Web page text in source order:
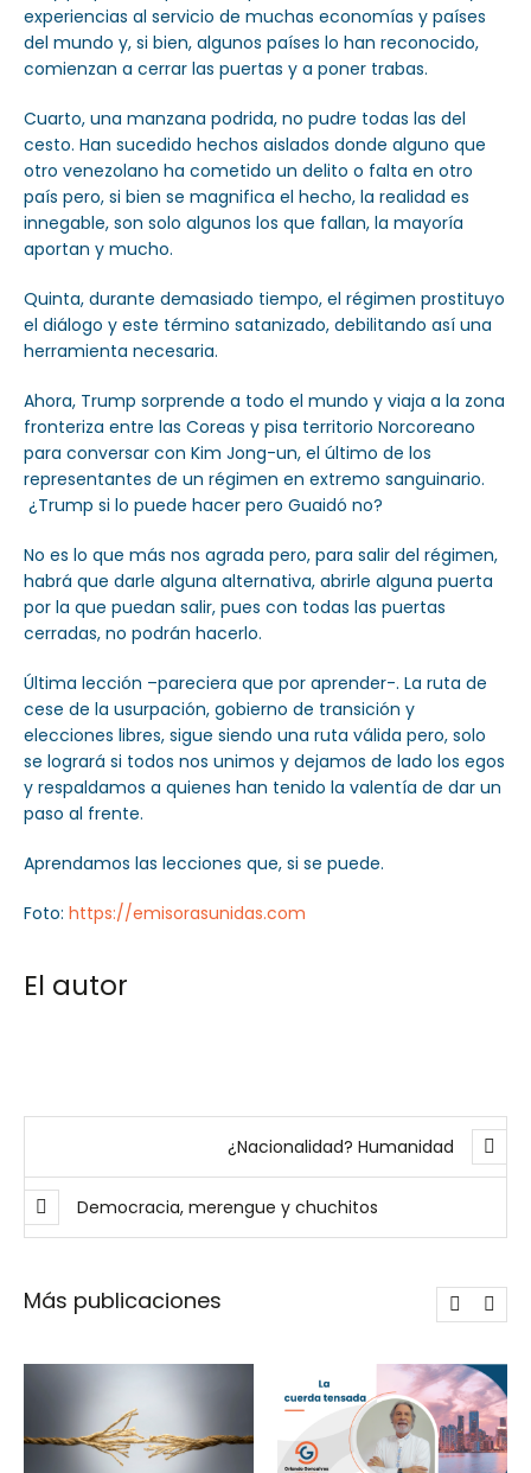
experiencias al servicio de muchas economías y países
del mundo y, si bien, algunos países lo han reconocido,
comienzan a cerrar las puertas y a poner trabas.
Cuarto, una manzana podrida, no pudre todas las del
cesto. Han sucedido hechos aislados donde alguno que
otro venezolano ha cometido un delito o falta en otro
país pero, si bien se magnifica el hecho, la realidad es
innegable, son solo algunos los que fallan, la mayoría
aportan y mucho.
Quinta, durante demasiado tiempo, el régimen prostituyo
el diálogo y este término satanizado, debilitando así una
herramienta necesaria.
Ahora, Trump sorprende a todo el mundo y viaja a la zona
fronteriza entre las Coreas y pisa territorio Norcoreano
para conversar con Kim Jong-un, el último de los
representantes de un régimen en extremo sanguinario.
¿Trump si lo puede hacer pero Guaidó no?
No es lo que más nos agrada pero, para salir del régimen,
habrá que darle alguna alternativa, abrirle alguna puerta
por la que puedan salir, pues con todas las puertas
cerradas, no podrán hacerlo.
Última lección –pareciera que por aprender-. La ruta de
cese de la usurpación, gobierno de transición y
elecciones libres, sigue siendo una ruta válida pero, solo
se logrará si todos nos unimos y dejamos de lado los egos
y respaldamos a quienes han tenido la valentía de dar un
paso al frente.
Aprendamos las lecciones que, si se puede.
Foto: https://emisorasunidas.com
El autor
¿Nacionalidad? Humanidad
Democracia, merengue y chuchitos
Más publicaciones